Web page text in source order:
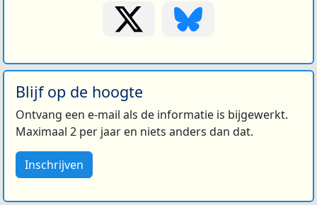
Blijf op de hoogte
Ontvang een e-mail als de informatie is bijgewerkt.
Maximaal 2 per jaar en niets anders dan dat.
Inschrijven